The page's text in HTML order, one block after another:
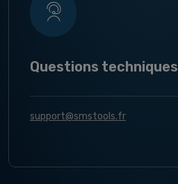
Questions techniques
support@smstools.fr